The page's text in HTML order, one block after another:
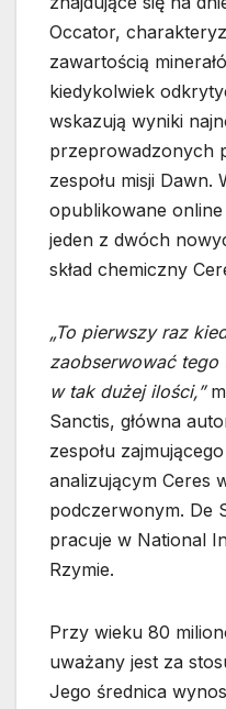
Occator,
zawartością
kiedykolwiek
wskazują wyniki
przeprowadzonych
zespołu misji Dawn.
opublikowane
jeden z dwóch
skład chemiczny
„To pierwszy raz
zaobserwować tego
w tak dużej ilości,”
Sanctis, główna
zespołu
analizującym Ceres
podczerwonym. De
pracuje w National
Rzymie.
Przy wieku 80
uważany jest za
Jego średnica